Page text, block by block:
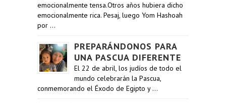
emocionalmente tensa.Otros años hubiera dicho
emocionalmente rica. Pesaj, luego Yom Hashoah
por …
PREPARÁNDONOS PARA
UNA PASCUA DIFERENTE
El 22 de abril, los judíos de todo el
mundo celebrarán la Pascua,
conmemorando el Éxodo de Egipto y …